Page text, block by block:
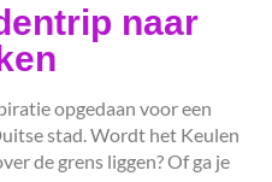
naar
opgedaan voor een
stad. Wordt het Keulen
de grens liggen? Of ga je